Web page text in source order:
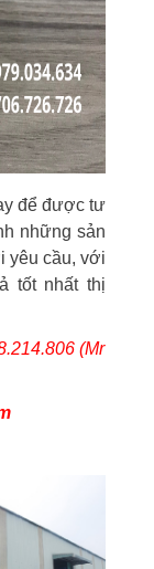
để được tư
những sản
yêu cầu, với
tốt nhất thị
(Mr